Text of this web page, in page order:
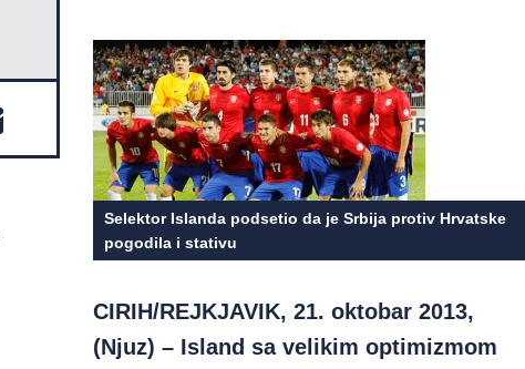
Selektor Islanda podsetio da je Srbija protiv Hrvatske
pogodila i stativu
CIRIH/REJKJAVIK, 21. oktobar 2013,
(Njuz) – Island sa velikim optimizmom